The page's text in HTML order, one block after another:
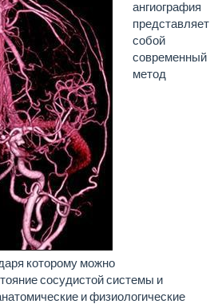
ангиография
представляет
собой
современный
метод
которому можно
сосудистой системы и
и физиологические